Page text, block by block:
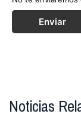
Enviar
Noticias